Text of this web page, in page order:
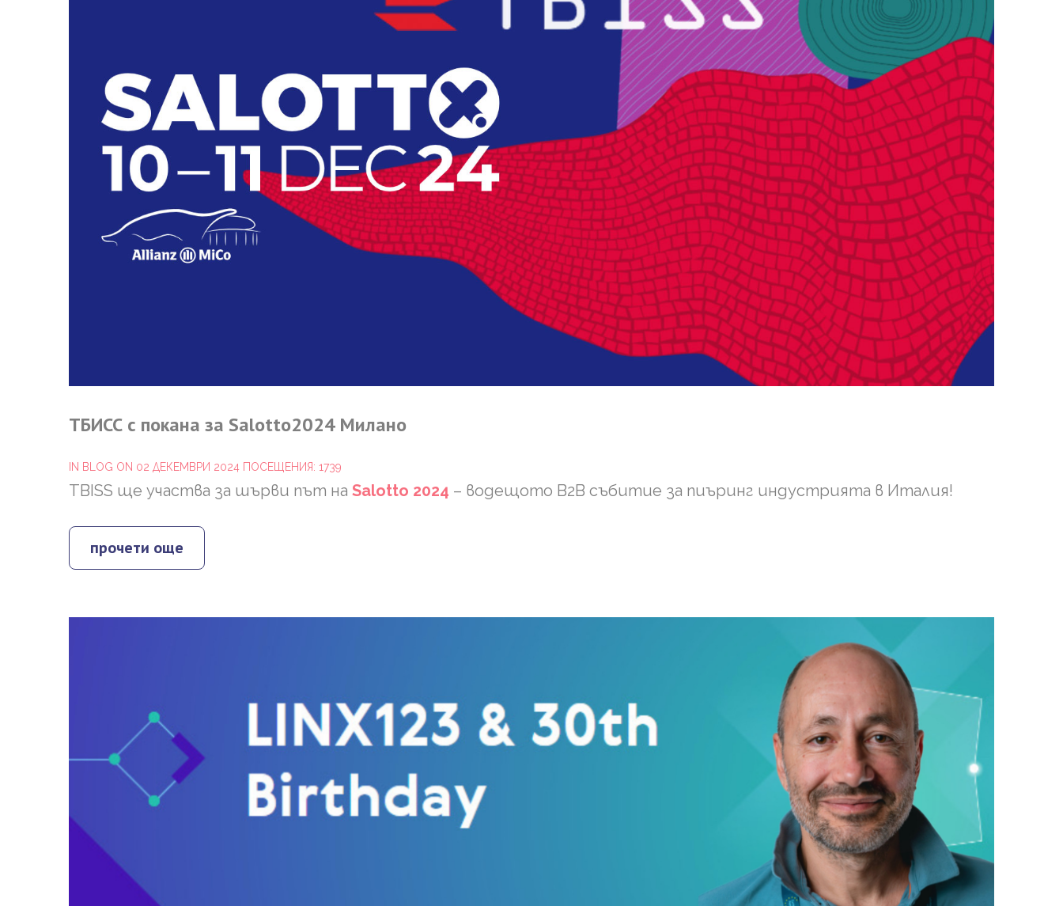
ТБИСС с покана за Salotto2024 Милано
IN BLOG ON 02 ДЕКЕМВРИ 2024 ПОСЕЩЕНИЯ: 1739
TBISS ще участва за шърви път на Salotto 2024 – водещото B2B събитие за пиъринг индустрията в Италия!
прочети още